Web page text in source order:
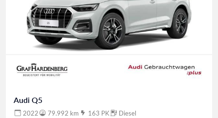
Audi Q5
2022 79.992 km 163 PK Diesel